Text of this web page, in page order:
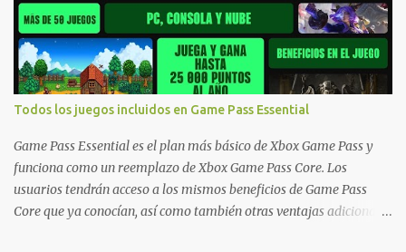
necesitas una mano con las compras? Tenemos un tutorial extenso
o en vídeo para que se quiten todas las dudas generales de cómo
hacer compras en Xbox . Podes consultar un listado más completo
de promociones desde xbox.com. El post puede tener
actualizaciones regulares o cambios ante cualquier error. Ofertas
- Argentina Ofertas - Chile Ofertas - Colombia Ofertas - México
Ofertas - Estados Unidos Ofertas - España Todas las ofertas de
Xbox One también aplican a Xbox Series, a excepción de los jue...
Todos los juegos incluidos en Game Pass Essential
Game Pass Essential es el plan más básico de Xbox Game Pass y
funciona como un reemplazo de Xbox Game Pass Core. Los
usuarios tendrán acceso a los mismos beneficios de Game Pass
Core que ya conocían, así como también otras ventajas adicionales